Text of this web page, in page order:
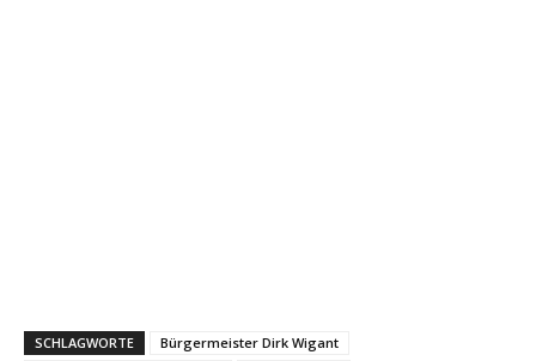
SCHLAGWORTE
Bürgermeister Dirk Wigant